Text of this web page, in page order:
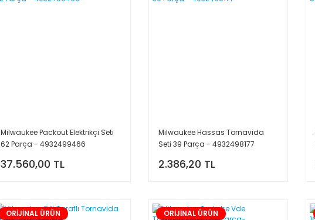
Milwaukee Packout Elektrikçi Seti
62 Parça - 4932499466
37.560,00 TL
Milwaukee Hassas Tornavida
Seti 39 Parça - 4932498177
2.386,20 TL
ORİJİNAL ÜRÜN ORİJİNAL ÜRÜN